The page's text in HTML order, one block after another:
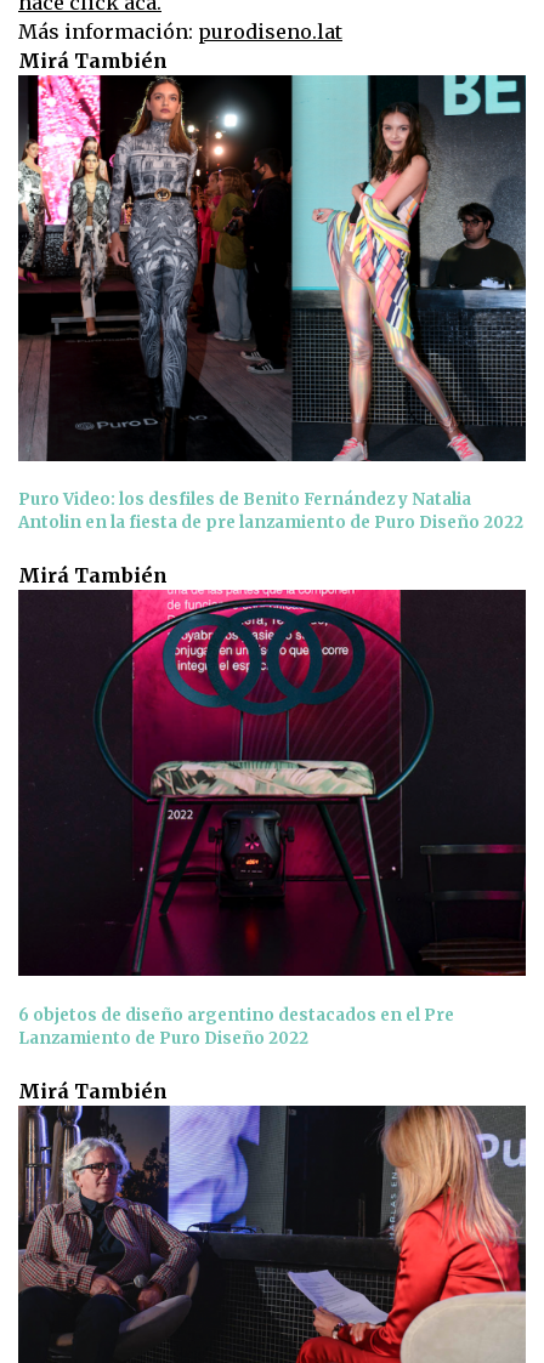
Más información: purodiseno.lat
Mirá También
Puro Video: los desfiles de Benito Fernández y Natalia
Antolin en la fiesta de pre lanzamiento de Puro Diseño 2022
Mirá También
6 objetos de diseño argentino destacados en el Pre
Lanzamiento de Puro Diseño 2022
Mirá También